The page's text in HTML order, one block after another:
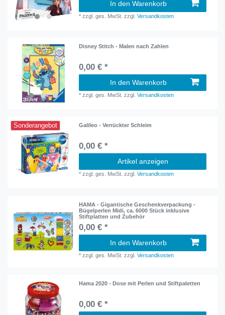
In den Warenkorb
*zzgl. ges. MwSt. zzgl.Versandkosten
Disney Stitch - Malen nach Zahlen
0,00 € *
In den Warenkorb
*zzgl. ges. MwSt. zzgl.Versandkosten
Sonderangebot Galileo - Verrückter Schleim
0,00 € *
Artikel anzeigen
*zzgl. ges. MwSt. zzgl.Versandkosten
HAMA - Gigantische Geschenkverpackung -
Bügelperlen Midi, ca. 6000 Stück inklusive
Stiftplatten und Zubehör
0,00 € *
In den Warenkorb
*zzgl. ges. MwSt. zzgl.Versandkosten
Hama 2020 - Dose mit Perlen und Stiftpaletten
0,00 € *